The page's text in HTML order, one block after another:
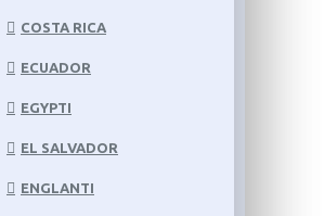
COSTA RICA
ECUADOR
EGYPTI
EL SALVADOR
ENGLANTI